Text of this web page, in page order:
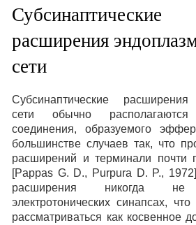
Субсинаптические
расширения
сети
Субсинаптические расширения
сети обычно
соединения, образуемого
большинстве случаев так, что
расширений и терминали почти
[Pappas G. D., Purpura D. P.,
расширения никогда
электротонических синапсах,
рассматриваться как косвенное